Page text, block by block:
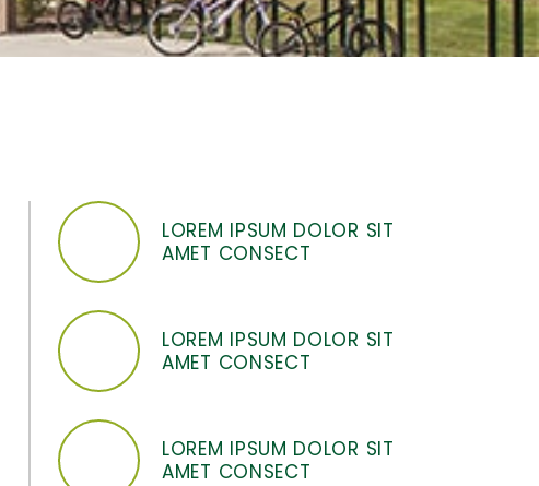
LOREM IPSUM DOLOR SIT
AMET CONSECT
LOREM IPSUM DOLOR SIT
AMET CONSECT
LOREM IPSUM DOLOR SIT
AMET CONSECT